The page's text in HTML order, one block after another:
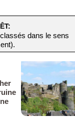
dans le sens